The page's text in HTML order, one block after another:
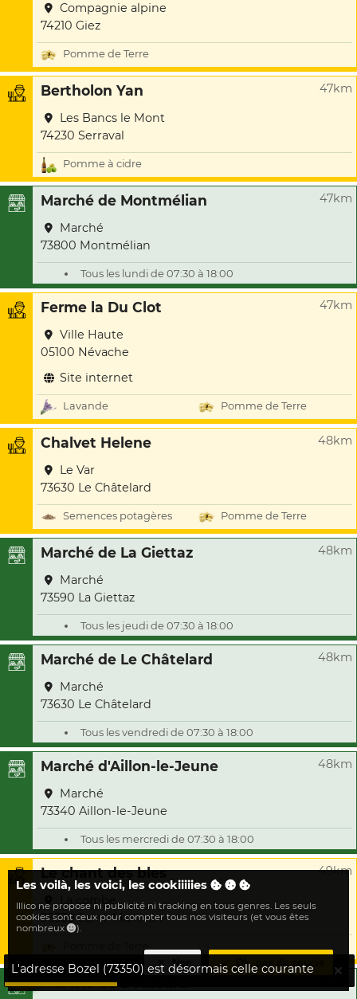
Compagnie alpine
74210 Giez
Pomme de Terre
Bertholon Yan 47km
Les Bancs le Mont
74230 Serraval
Pomme à cidre
Marché de Montmélian 47km
Marché
73800 Montmélian
Tous les lundi de 07:30 à 18:00
Ferme la Du Clot 47km
Ville Haute
05100 Névache
Site internet
Lavande Pomme de Terre
Chalvet Helene 48km
Le Var
73630 Le Châtelard
Semences potagères Pomme de Terre
Marché de La Giettaz 48km
Marché
73590 La Giettaz
Tous les jeudi de 07:30 à 18:00
Marché de Le Châtelard 48km
Marché
73630 Le Châtelard
Tous les vendredi de 07:30 à 18:00
Marché d'Aillon-le-Jeune 48km
Marché
73340 Aillon-le-Jeune
Tous les mercredi de 07:30 à 18:00
Le chant des bles 49km
La combe
38530 Saint-Maximin
Marché de Doussard
L'adresse Bozel (73350) est désormais celle courante
Les voilà, les voici, les cookiiiiies
Illico ne propose ni publicité ni tracking en tous genres. Les seuls
cookies sont ceux pour compter tous nos visiteurs (et vous êtes
nombreux
).
Non Ok, pas de soucis